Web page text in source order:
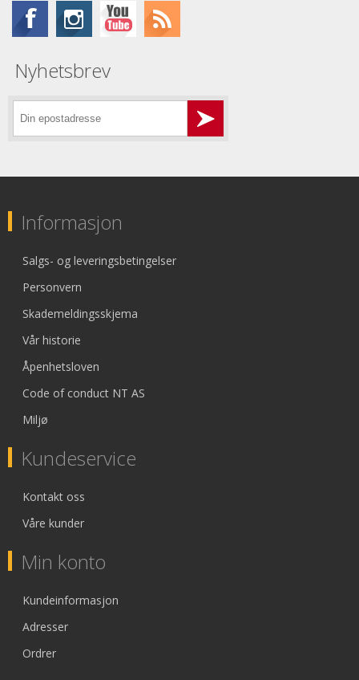
Nyhetsbrev
Informasjon
Salgs- og leveringsbetingelser
Personvern
Skademeldingsskjema
Vår historie
Åpenhetsloven
Code of conduct NT AS
Miljø
Kundeservice
Kontakt oss
Våre kunder
Min konto
Kundeinformasjon
Adresser
Ordrer